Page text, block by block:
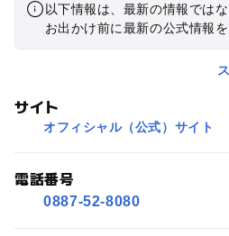
以下情報は、最新の情報では
お出かけ前に最新の公式情報
サイト
オフィシャル（公式）サイト
電話番号
0887-52-8080